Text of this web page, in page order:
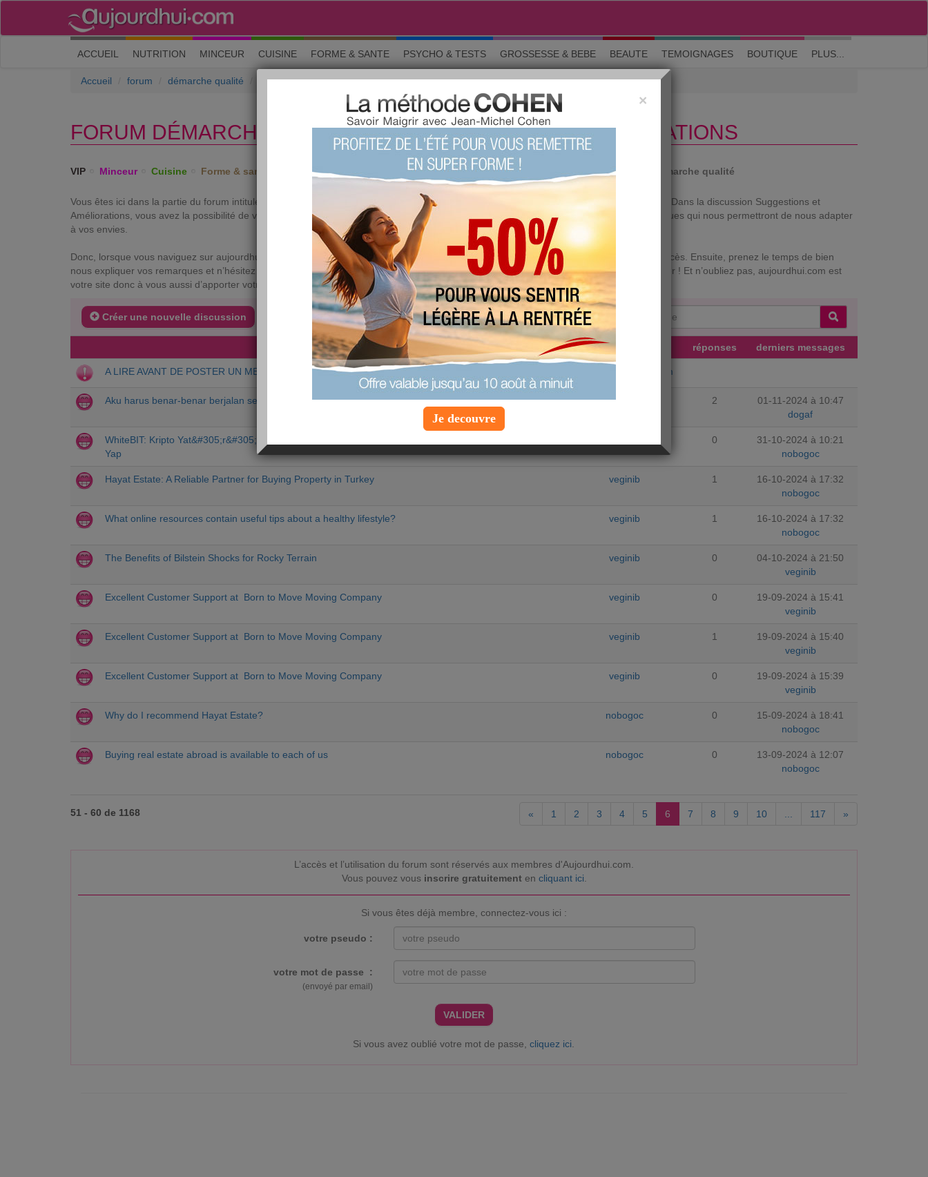
M'inscrire| Me connecter| ? Visite guidée
ACCUEIL (current)
NUTRITION MINCEUR CUISINE FORME & SANTE PSYCHO & TESTS GROSSESSE & BEBE BEAUTE TEMOIGNAGES BOUTIQUE PLUS...
Accueil forum démarche qualité Suggestions et améliorations
FORUM DÉMARCHE QUALITÉ › SUGGESTIONS ET AMÉLIORATIONS
VIP Minceur Cuisine Forme & santé Psycho & tests Grossesse Maman & bébé Beauté La communauté Démarche qualité
Vous êtes ici dans la partie du forum intitulée démarche qualité. Le but principal est d’améliorer le site aujourdhui.com selon vos attentes. Dans la discussion Suggestions et
Améliorations, vous avez la possibilité de vous exprimer librement et de nous donner votre avis sur le site. Le but est de faire des remarques qui nous permettront de nous adapter
à vos envies.
Donc, lorsque vous naviguez sur aujourdhui.com, n’hésitez pas à noter tout ce qui vous semble incohérent, compliqué ou impossible d’accès. Ensuite, prenez le temps de bien
nous expliquer vos remarques et n’hésitez à nous donner des exemples concrets (adresse de la page, texte…). C’est à votre tour de jouer ! Et n’oubliez pas, aujourdhui.com est
votre site donc à vous aussi d’apporter votre pierre à l’édifice.
Créer une nouvelle discussion Chercher un sujet particulier :
DERNIERS SUJETS auteur réponses derniers messages
A LIRE AVANT DE POSTER UN MESSAGE equipe-aujourdhuicom
Aku harus benar-benar berjalan selepas dia. Jadi kita hidup-saya mengikuti dia-dia adalah dari saya. MESIgoal 2
01-11-2024 à 10:47
dogaf
WhiteBIT: Kripto Yat&#305;r&#305;mlar&#305;n&#305;z&#305; Güvenle ve Kârl&#305; Bir &#350;ekilde
Yap
0
31-10-2024 à 10:21
nobogoc
Hayat Estate: A Reliable Partner for Buying Property in Turkey veginib 1
16-10-2024 à 17:32
nobogoc
What online resources contain useful tips about a healthy lifestyle? veginib 1
16-10-2024 à 17:32
nobogoc
The Benefits of Bilstein Shocks for Rocky Terrain veginib 0
04-10-2024 à 21:50
veginib
Excellent Customer Support at Born to Move Moving Company veginib 0
19-09-2024 à 15:41
veginib
Excellent Customer Support at Born to Move Moving Company veginib 1
19-09-2024 à 15:40
veginib
Excellent Customer Support at Born to Move Moving Company veginib 0
19-09-2024 à 15:39
veginib
Why do I recommend Hayat Estate? nobogoc 0
15-09-2024 à 18:41
nobogoc
Buying real estate abroad is available to each of us nobogoc 0
13-09-2024 à 12:07
nobogoc
51 - 60 de 1168 « 1 2 3 4 5 6 7 8 9 10 117 »
L’accès et l’utilisation du forum sont réservés aux membres d'Aujourdhui.com.
Vous pouvez vous inscrire gratuitementen cliquant ici
Si vous êtes déjà membre, connectez-vous ici :
votre pseudo :
votre mot de passe :
(envoyé par email)
VALIDER
Si vous avez oublié votre mot de passe,cliquez ici
×
Je decouvre